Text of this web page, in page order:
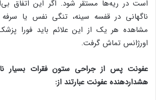
است در ریه‌ها مستقر شود. اگر این اتفاق
ناگهانی در قفسه سینه، تنگی نفس یا
مشاهده هر یک از این علائم باید فورا
اورژانس تماش گرفت.
عفونت پس از جراحی ستون فقرات بسیار
هشداردهنده عفونت عبارتند از: